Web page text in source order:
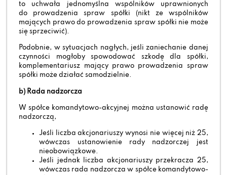
to uchwała jednomyślna wspólników uprawnionych
do prowadzenia spraw spółki (nikt ze wspólników
mających prawo do prowadzenia spraw spółki nie może
się sprzeciwić).
Podobnie, w sytuacjach nagłych, jeśli zaniechanie danej
czynności mogłoby spowodować szkodę dla spółki,
komplementariusz mający prawo prowadzenia spraw
spółki może działać samodzielnie.
b) Rada nadzorcza
W spółce komandytowo-akcyjnej można ustanowić radę
nadzorczą,
Jeśli liczba akcjonariuszy wynosi nie więcej niż 25,
wówczas ustanowienie rady nadzorczej jest
nieobowiązkowe.
Jeśli jednak liczba akcjonariuszy przekracza 25,
wówczas rada nadzorcza w spółce komandytowo-